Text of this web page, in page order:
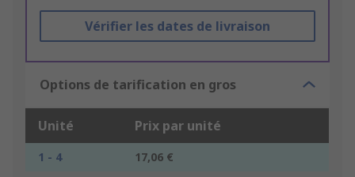
Vérifier les dates de livraison
Options de tarification en gros
Unité Prix par unité
1 - 4
17,06 €